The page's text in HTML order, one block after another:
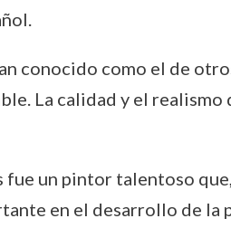
conocido como el de
La calidad y el
fue un pintor talentoso
en el desarrollo de la